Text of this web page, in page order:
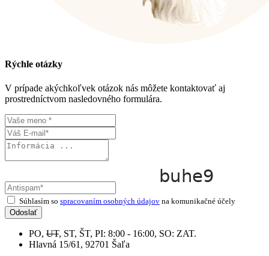
Rýchle otázky
V prípade akýchkoľvek otázok nás môžete kontaktovať aj
prostredníctvom nasledovného formulára.
Súhlasím so spracovaním osobných údajov na komunikačné účely
Odoslať
PO, UT, ST, ŠT, PI: 8:00 - 16:00, SO: ZAT.
Hlavná 15/61, 92701 Šaľa